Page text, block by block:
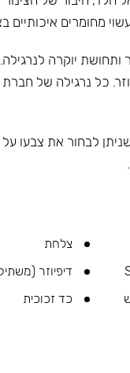
מחומרים איכותיים
ותחושת יוקרה
לבחור את צבעו על
צלחת
דיפיוזר
כד זכוכית